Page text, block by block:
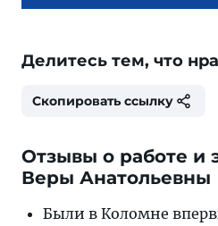
Делитесь тем, что
Скопировать ссылку
Отзывы о работе и
Веры Анатольевны
Были в Коломне